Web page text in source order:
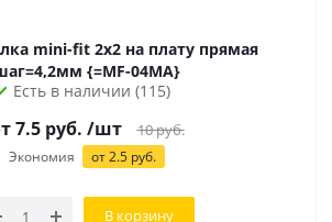
шаг=4,2мм {=MF-04MA}
Есть в наличии (115)
7.5 руб. /шт 10руб.
Экономия от 2.5 руб.
В корзину